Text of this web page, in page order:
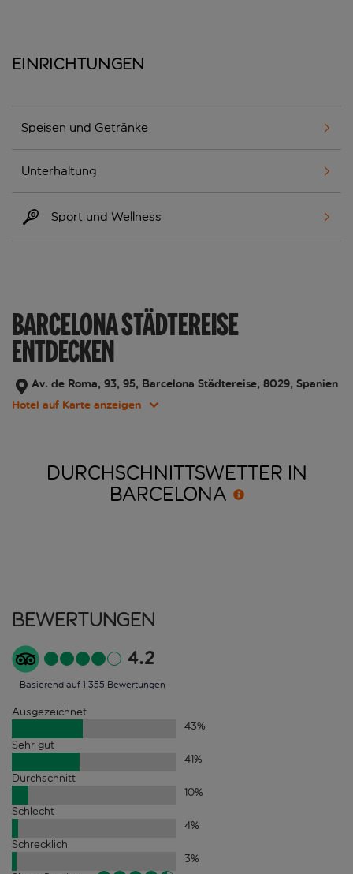
Einrichtungen
Speisen und Getränke
Unterhaltung
Sport und Wellness
BARCELONA STÄDTEREISE
ENTDECKEN
Av. de Roma, 93, 95, Barcelona Städtereise, 8029, Spanien
Hotel auf Karte anzeigen
DURCHSCHNITTSWETTER IN
BARCELONA
Bewertungen
4.2
Basierend auf 1.355 Bewertungen
Ausgezeichnet
43%
Sehr gut
41%
Durchschnitt
10%
Schlecht
4%
Schrecklich
3%